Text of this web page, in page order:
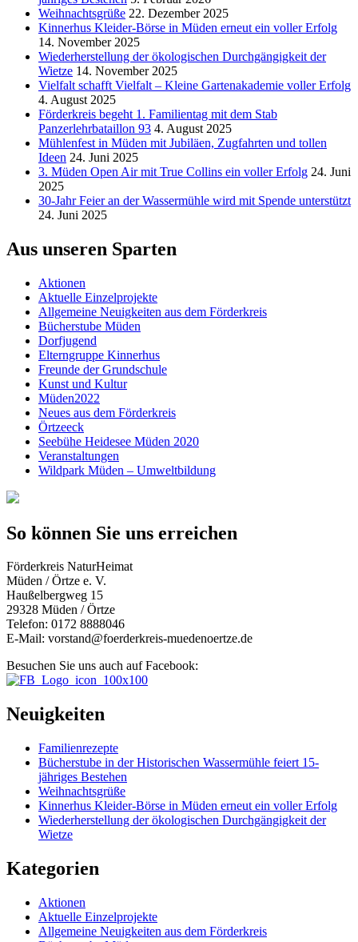
Weihnachtsgrüße 22. Dezember 2025
Kinnerhus Kleider-Börse in Müden erneut ein voller Erfolg
14. November 2025
Wiederherstellung der ökologischen Durchgängigkeit der
Wietze 14. November 2025
Vielfalt schafft Vielfalt – Kleine Gartenakademie voller Erfolg
4. August 2025
Förderkreis begeht 1. Familientag mit dem Stab
Panzerlehrbataillon 93 4. August 2025
Mühlenfest in Müden mit Jubiläen, Zugfahrten und tollen
Ideen 24. Juni 2025
3. Müden Open Air mit True Collins ein voller Erfolg 24. Juni
2025
30-Jahr Feier an der Wassermühle wird mit Spende unterstützt
24. Juni 2025
Aus unseren Sparten
Aktionen
Aktuelle Einzelprojekte
Allgemeine Neuigkeiten aus dem Förderkreis
Bücherstube Müden
Dorfjugend
Elterngruppe Kinnerhus
Freunde der Grundschule
Kunst und Kultur
Müden2022
Neues aus dem Förderkreis
Örtzeeck
Seebühe Heidesee Müden 2020
Veranstaltungen
Wildpark Müden – Umweltbildung
So können Sie uns erreichen
Förderkreis NaturHeimat
Müden / Örtze e. V.
Haußelbergweg 15
29328 Müden / Örtze
Telefon: 0172 8888046
E-Mail: vorstand@foerderkreis-muedenoertze.de
Besuchen Sie uns auch auf Facebook:
Neuigkeiten
Familienrezepte
Bücherstube in der Historischen Wassermühle feiert 15-
jähriges Bestehen
Weihnachtsgrüße
Kinnerhus Kleider-Börse in Müden erneut ein voller Erfolg
Wiederherstellung der ökologischen Durchgängigkeit der
Wietze
Kategorien
Aktionen
Aktuelle Einzelprojekte
Allgemeine Neuigkeiten aus dem Förderkreis